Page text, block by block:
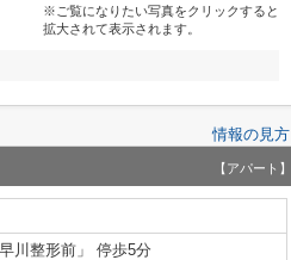
※ご覧になりたい写真をクリックすると
拡大されて表示されます。
情報の見方
【アパート】
川整形前」 停歩5分